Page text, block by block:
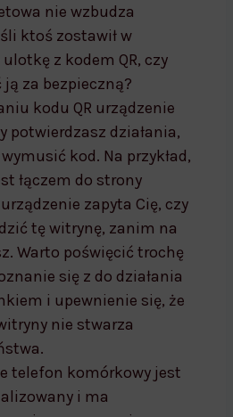
nie wzbudza
ktoś zostawił w
z kodem QR, czy
za bezpieczną?
kodu QR urządzenie
potwierdzasz działania,
kod. Na przykład,
łączem do strony
zapyta Cię, czy
tę witrynę, zanim na
Warto poświęcić trochę
się z do działania
i upewnienie się, że
nie stwarza
telefon komórkowy jest
i ma